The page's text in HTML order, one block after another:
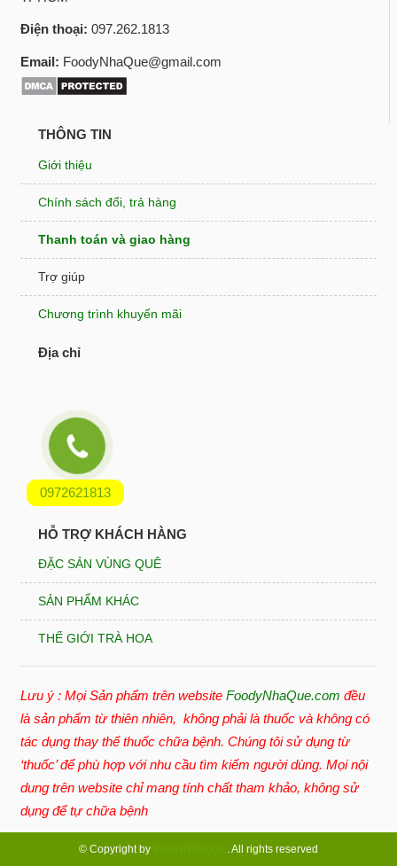
0972621813
Điện thoại: 097.262.1813
Email: FoodyNhaQue@gmail.com
THÔNG TIN
Giới thiệu
Chính sách đổi, trả hàng
Thanh toán và giao hàng
Trợ giúp
Chương trình khuyến mãi
Địa chỉ
HỖ TRỢ KHÁCH HÀNG
ĐẶC SẢN VÙNG QUÊ
SẢN PHẨM KHÁC
THẾ GIỚI TRÀ HOA
Lưu ý : Mọi Sản phẩm trên website FoodyNhaQue.com đều
là sản phẩm từ thiên nhiên, không phải là thuốc và không có
tác dụng thay thế thuốc chữa bệnh. Chúng tôi sử dụng từ
‘thuốc’ để phù hợp với nhu cầu tìm kiếm người dùng. Mọi nội
dung trên website chỉ mang tính chất tham khảo, không sử
dụng để tự chữa bệnh
© Copyright by . All rights reserved